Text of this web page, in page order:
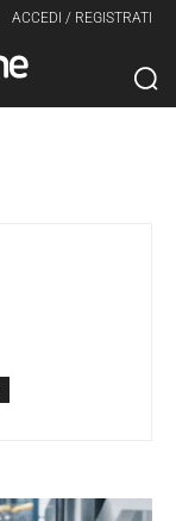
ACCEDI / REGISTRATI